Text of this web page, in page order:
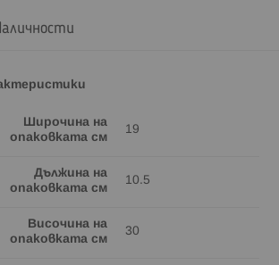
Широчина на
опаковката см
19
Дължина на
опаковката см
10.5
Височина на
опаковката см
30